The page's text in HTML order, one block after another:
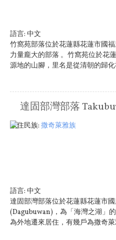
語言: 中文
竹窩苑部落位於花蓮縣花蓮市國
力量龐大的部落 。竹窩苑位於花
源地的山腳，里名是從清朝的歸
達固部灣部落
原住民族: 撒奇萊雅族
語言: 中文
達固部灣部落位於花蓮縣花蓮市國
(Dagubuwan)，為「海灣之湖」
為外地遷來居住，有幾戶為撒奇